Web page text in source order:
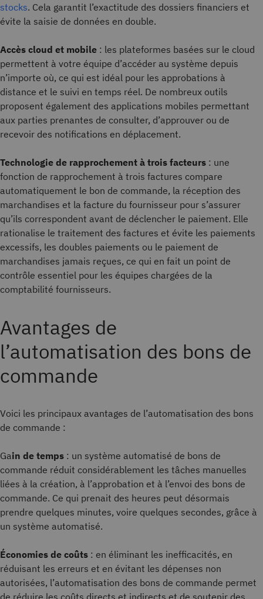
stocks. Cela garantit l’exactitude des dossiers financiers et
évite la saisie de données en double.
Accès cloud et mobile : les plateformes basées sur le cloud
permettent à votre équipe d’accéder au système depuis
n’importe où, ce qui est idéal pour les approbations à
distance et le suivi en temps réel. De nombreux outils
proposent également des applications mobiles permettant
aux parties prenantes de consulter, d’approuver ou de
recevoir des notifications en déplacement.
Technologie de rapprochement à trois facteurs : une
fonction de rapprochement à trois factures compare
automatiquement le bon de commande, la réception des
marchandises et la facture du fournisseur pour s’assurer
qu’ils correspondent avant de déclencher le paiement. Elle
rationalise le traitement des factures et évite les paiements
excessifs, les doubles paiements ou le paiement de
marchandises jamais reçues, ce qui en fait un point de
contrôle essentiel pour les équipes chargées de la
comptabilité fournisseurs.
Avantages de
l’automatisation des bons de
commande
Voici les principaux avantages de l’automatisation des bons
de commande :
Gain de temps : un système automatisé de bons de
commande réduit considérablement les tâches manuelles
liées à la création, à l’approbation et à l’envoi des bons de
commande. Ce qui prenait des heures peut désormais
prendre quelques minutes, voire quelques secondes, grâce à
un système automatisé.
Économies de coûts : en éliminant les inefficacités, en
réduisant les erreurs et en évitant les dépenses non
autorisées, l’automatisation des bons de commande permet